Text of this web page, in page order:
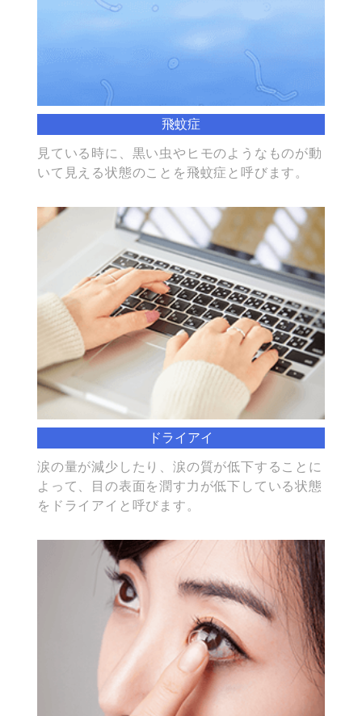
飛蚊症
見ている時に、黒い虫やヒモのようなものが動
いて見える状態のことを飛蚊症と呼びます。
ドライアイ
涙の量が減少したり、涙の質が低下することに
よって、目の表面を潤す力が低下している状態
をドライアイと呼びます。